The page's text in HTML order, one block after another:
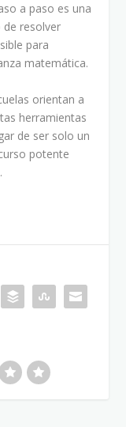
a paso es una
resolver
para
matemática.
orientan a
herramientas
de ser solo un
potente